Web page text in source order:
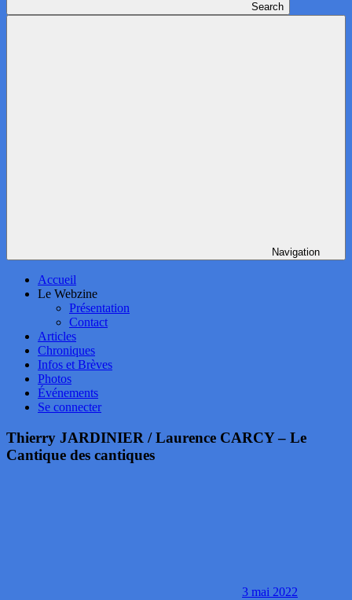
Search
Navigation
Accueil
Le Webzine
Présentation
Contact
Articles
Chroniques
Infos et Brèves
Photos
Événements
Se connecter
Thierry JARDINIER / Laurence CARCY – Le
Cantique des cantiques
3 mai 2022